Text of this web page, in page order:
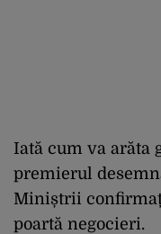
Iată cum va arăta
premierul
Miniștrii
poartă negocieri.